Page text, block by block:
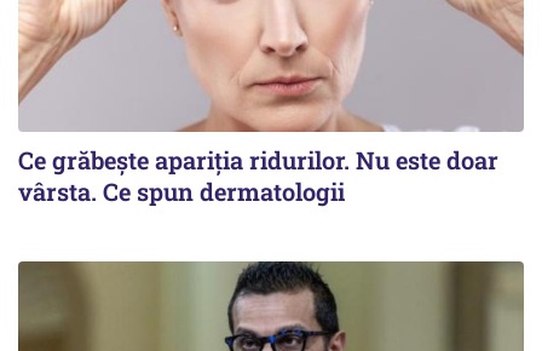
Ce grăbește apariția ridurilor. Nu este doar
vârsta. Ce spun dermatologii